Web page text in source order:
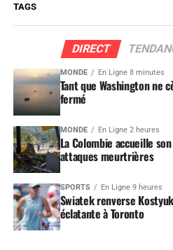
TAGS
DIRECT
MONDE En Ligne 8 minutes
Tant que Washington ne
fermé
MONDE En Ligne 2 heures
La Colombie accueille
attaques meurtrières
SPORTS En Ligne 9 heures
Swiatek renverse
éclatante à Toronto